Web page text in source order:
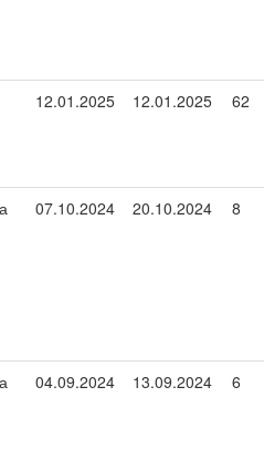
12.01.2025 12.01.2025 62
07.10.2024 20.10.2024 8
04.09.2024 13.09.2024 6